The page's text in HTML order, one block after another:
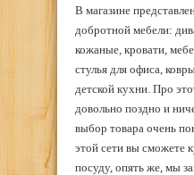
В магазине
добротной мебели:
кожаные, кровати,
стулья для офиса,
детской кухни. Про
довольно поздно и
выбор товара очень
этой сети вы сможете
посуду, опять же, мы